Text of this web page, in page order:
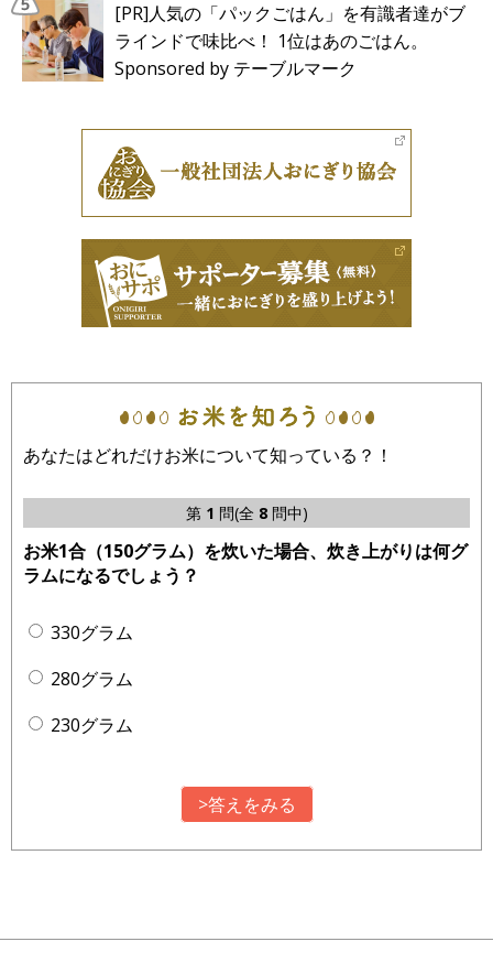
[PR]人気の「パックごはん」を有識者達がブ
ラインドで味比べ！ 1位はあのごはん。
Sponsored by テーブルマーク
あなたはどれだけお米について知っている？！
第 1 問(全 8問中)
お米1合（150グラム）を炊いた場合、炊き上がりは何グ
ラムになるでしょう？
330グラム
280グラム
230グラム
>答えをみる